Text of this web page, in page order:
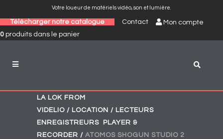
Votre loueur de matériels vidéo, son et lumière.
Télécharger notre catalogue Contact
Mon compte
0 produits dans le panier
LA LOK FROM
VIDELIO / LOCATION / LECTEURS
ENREGISTREURS
PLAYER &
RECORDER / ATOMOS SHOGUN STUDIO 2